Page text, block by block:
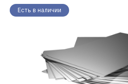
Есть в наличии